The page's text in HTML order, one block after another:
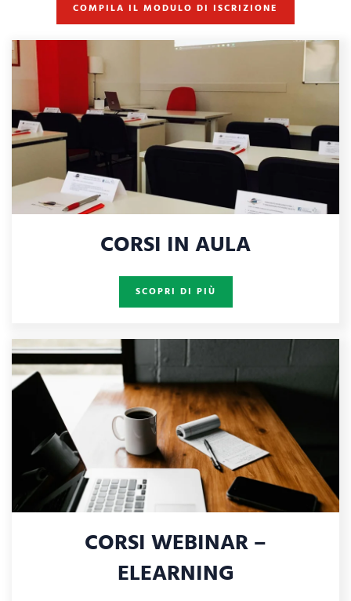
COMPILA IL MODULO DI ISCRIZIONE
CORSI IN AULA
SCOPRI DI PIÙ
CORSI WEBINAR –
ELEARNING